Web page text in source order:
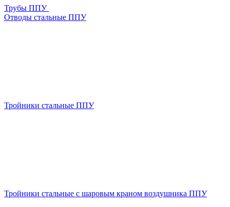
Трубы ППУ
Отводы стальные ППУ
Тройники стальные ППУ
Тройники стальные с шаровым краном воздушника ППУ